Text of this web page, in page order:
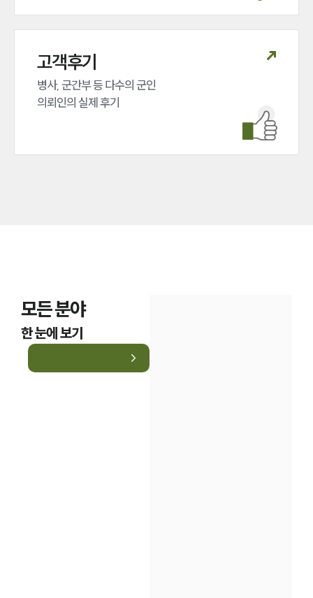
고객후기
병사, 군간부 등 다수의 군인
의뢰인의 실제 후기
모든 분야
한 눈에 보기